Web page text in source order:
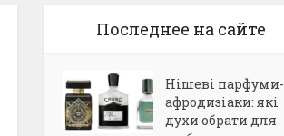
Последнее на сайте
Нішеві парфуми-
афродизіаки: які
духи обрати для